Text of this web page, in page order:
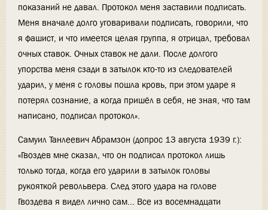
показаний не давал. Протокол меня заставили подписать.
Меня вначале долго уговаривали подписать, говорили, что
я фашист, и что имеется целая группа, я отрицал, требовал
очных ставок. Очных ставок не дали. После долгого
упорства меня сзади в затылок кто-то из следователей
ударил, у меня с головы пошла кровь, при этом ударе я
потерял сознание, а когда пришёл в себя, не зная, что там
написано, подписал протокол».
Самуил Танлеевич Абрамзон (допрос 13 августа 1939 г.):
«Гвоздев мне сказал, что он подписал протокол лишь
только тогда, когда его ударили в затылок головы
рукояткой револьвера. След этого удара на голове
Гвоздева я видел лично сам... Все из восемнадцати